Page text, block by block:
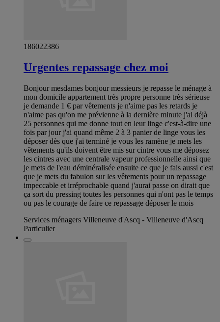
186022386
Urgentes repassage chez moi
Bonjour mesdames bonjour messieurs je repasse le ménage à
mon domicile appartement très propre personne très sérieuse
je demande 1 € par vêtements je n'aime pas les retards je
n'aime pas qu'on me prévienne à la dernière minute j'ai déjà
25 personnes qui me donne tout en leur linge c'est-à-dire une
fois par jour j'ai quand même 2 à 3 panier de linge vous les
déposer dès que j'ai terminé je vous les ramène je mets les
vêtements qu'ils doivent être mis sur cintre vous me déposez
les cintres avec une centrale vapeur professionnelle ainsi que
je mets de l'eau déminéralisée ensuite ce que je fais aussi c'est
que je mets du fabulon sur les vêtements pour un repassage
impeccable et irréprochable quand j'aurai passe on dirait que
ça sort du pressing toutes les personnes qui n'ont pas le temps
ou pas le courage de faire ce repassage déposer le mois
Services ménagers Villeneuve d'Ascq - Villeneuve d'Ascq
Particulier